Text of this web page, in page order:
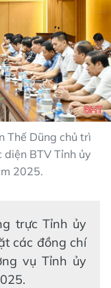
Thế Dũng chủ trì
BTV Tỉnh ủy
2025.
trực Tỉnh ủy
các đồng chí
vụ Tỉnh ủy